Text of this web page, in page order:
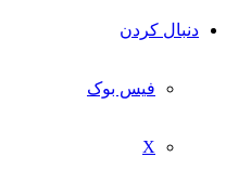
دنبال کردن
فیس بوک
X